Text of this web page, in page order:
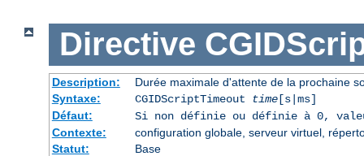
Directive
Description:
Durée maximale d'attente de la prochaine
Syntaxe:
CGIDScriptTimeout time[s|ms]
Défaut:
Si non définie ou définie à 0,
Contexte:
configuration globale, serveur virtuel,
Statut:
Base